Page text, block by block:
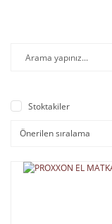
Stoktakiler